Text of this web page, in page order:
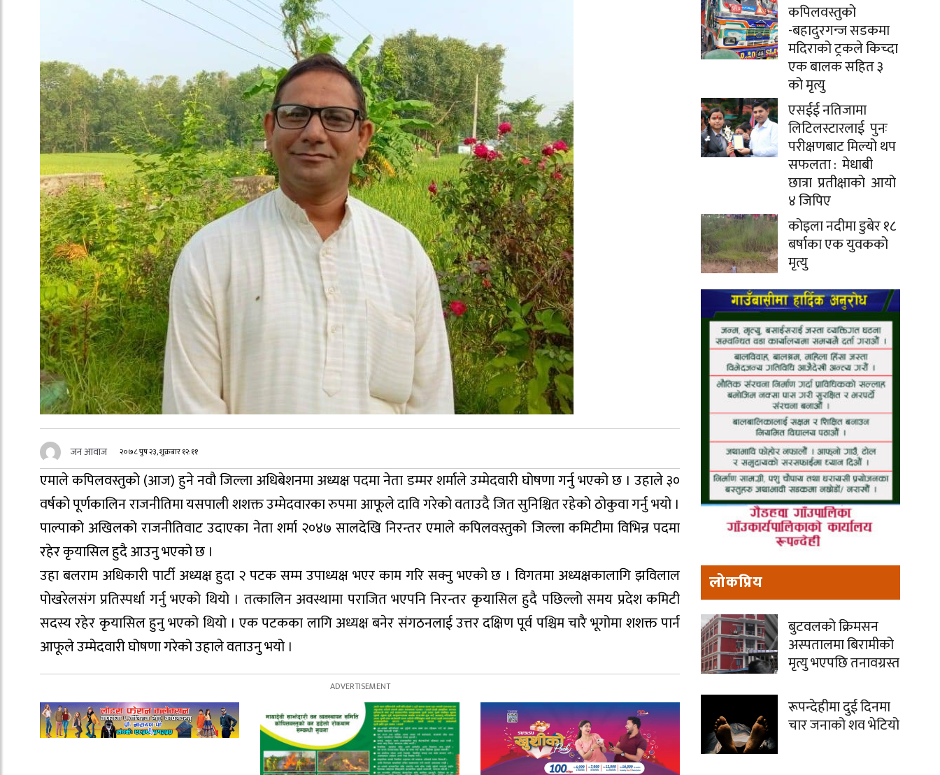
जन आवाज २०७८ पुष २३, शुक्रबार १२:११
एमाले कपिलवस्तुको (आज) हुने नवौ जिल्ला अधिबेशनमा अध्यक्ष पदमा नेता डम्मर शर्माले उम्मेदवारी घोषणा गर्नु भएको छ । उहाले ३०
वर्षको पूर्णकालिन राजनीतिमा यसपाली शशक्त उम्मेदवारका रुपमा आफूले दावि गरेको वताउदै जित सुनिश्चित रहेको ठोकुवा गर्नु भयो ।
पाल्पाको अखिलको राजनीतिवाट उदाएका नेता शर्मा २०४७ सालदेखि निरन्तर एमाले कपिलवस्तुको जिल्ला कमिटीमा विभिन्न पदमा
रहेर कृयासिल हुदै आउनु भएको छ ।
उहा बलराम अधिकारी पार्टी अध्यक्ष हुदा २ पटक सम्म उपाध्यक्ष भएर काम गरि सक्नु भएको छ । विगतमा अध्यक्षकालागि झविलाल
पोखरेलसंग प्रतिस्पर्धा गर्नु भएको थियो । तत्कालिन अवस्थामा पराजित भएपनि निरन्तर कृयासिल हुदै पछिल्लो समय प्रदेश कमिटी
सदस्य रहेर कृयासिल हुनु भएको थियो । एक पटकका लागि अध्यक्ष बनेर संगठनलाई उत्तर दक्षिण पूर्व पश्चिम चारै भूगोमा शशक्त पार्न
आफूले उम्मेदवारी घोषणा गरेको उहाले वताउनु भयो ।
कपिलवस्तुको
-बहादुरगन्ज सडकमा
मदिराको ट्रकले किच्दा
एक बालक सहित ३
को मृत्यु
एसईई नतिजामा
लिटिलस्टारलाई पुनः
परीक्षणबाट मिल्यो थप
सफलता : मेधाबी
छात्रा प्रतीक्षाको आयो
४ जिपिए
कोइला नदीमा डुबेर १८
बर्षाका एक युवकको
मृत्यु
लोकप्रिय
बुटवलको क्रिमसन
अस्पतालमा बिरामीको
मृत्यु भएपछि तनावग्रस्त
रूपन्देहीमा दुई दिनमा
चार जनाको शव भेटियो